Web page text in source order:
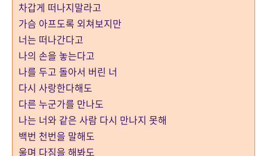
차갑게 떠나지말라고
가슴 아프도록 외쳐보지만
너는 떠나간다고
나의 손을 놓는다고
나를 두고 돌아서 버린 너
다시 사랑한다해도
다른 누군가를 만나도
나는 너와 같은 사람 다시 만나지 못해
백번 천번을 말해도
울며 다짐을 해봐도